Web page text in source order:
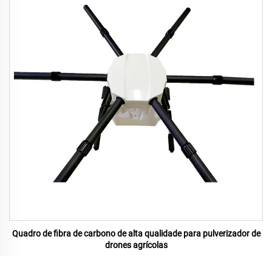
Quadro de fibra de carbono de alta qualidade para pulverizador de
drones agrícolas